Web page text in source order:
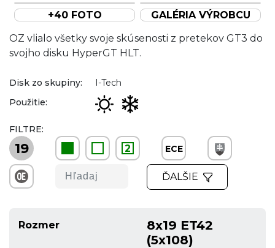
+40 FOTO
GALÉRIA VÝROBCU
OZ vlialo všetky svoje skúsenosti z pretekov GT3 do
svojho disku HyperGT HLT.
Disk zo skupiny:
I-Tech
Použitie:
FILTRE:
19 2 ECE
ĎALŠIE
Rozmer
8x19 ET42
(5x108)